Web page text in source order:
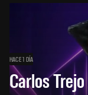
HACE 1 DÍA
Carlos